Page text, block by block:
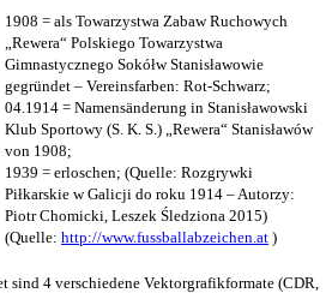
1908 = als Towarzystwa Zabaw Ruchowych
„Rewera“ Polskiego Towarzystwa
Gimnastycznego Sokółw Stanisławowie
gegründet – Vereinsfarben: Rot-Schwarz;
04.1914 = Namensänderung in Stanisławowski
Klub Sportowy (S. K. S.) „Rewera“ Stanisławów
von 1908;
1939 = erloschen; (Quelle: Rozgrywki
Piłkarskie w Galicji do roku 1914 – Autorzy:
Piotr Chomicki, Leszek Śledziona 2015)
(Quelle: http://www.fussballabzeichen.at )
sind 4 verschiedene Vektorgrafikformate (CDR,